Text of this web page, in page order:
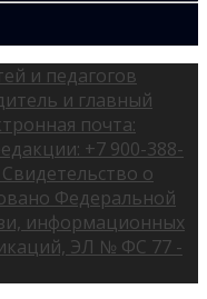
и педагогов
и главный
почта:
+7 900-388-
о
Федеральной
информационных
ЭЛ № ФС 77 -